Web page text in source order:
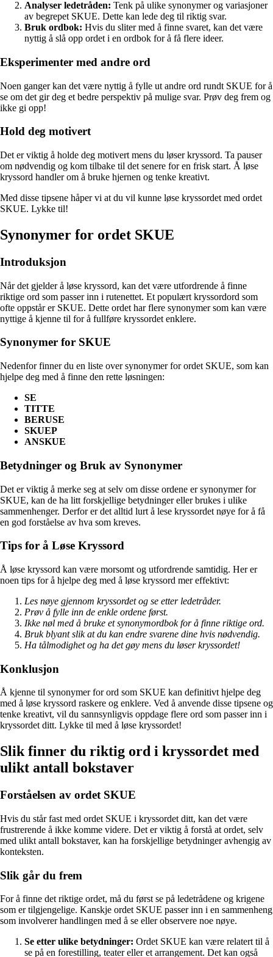
Analyser ledetråden: Tenk på ulike synonymer og variasjoner
av begrepet SKUE. Dette kan lede deg til riktig svar.
Bruk ordbok: Hvis du sliter med å finne svaret, kan det være
nyttig å slå opp ordet i en ordbok for å få flere ideer.
Eksperimenter med andre ord
Noen ganger kan det være nyttig å fylle ut andre ord rundt SKUE for å
se om det gir deg et bedre perspektiv på mulige svar. Prøv deg frem og
ikke gi opp!
Hold deg motivert
Det er viktig å holde deg motivert mens du løser kryssord. Ta pauser
om nødvendig og kom tilbake til det senere for en frisk start. Å løse
kryssord handler om å bruke hjernen og tenke kreativt.
Med disse tipsene håper vi at du vil kunne løse kryssordet med ordet
SKUE. Lykke til!
Synonymer for ordet SKUE
Introduksjon
Når det gjelder å løse kryssord, kan det være utfordrende å finne
riktige ord som passer inn i rutenettet. Et populært kryssordord som
ofte oppstår er SKUE. Dette ordet har flere synonymer som kan være
nyttige å kjenne til for å fullføre kryssordet enklere.
Synonymer for SKUE
Nedenfor finner du en liste over synonymer for ordet SKUE, som kan
hjelpe deg med å finne den rette løsningen:
SE
TITTE
BERUSE
SKUEP
ANSKUE
Betydninger og Bruk av Synonymer
Det er viktig å merke seg at selv om disse ordene er synonymer for
SKUE, kan de ha litt forskjellige betydninger eller brukes i ulike
sammenhenger. Derfor er det alltid lurt å lese kryssordet nøye for å få
en god forståelse av hva som kreves.
Tips for å Løse Kryssord
Å løse kryssord kan være morsomt og utfordrende samtidig. Her er
noen tips for å hjelpe deg med å løse kryssord mer effektivt:
Les nøye gjennom kryssordet og se etter ledetråder.
Prøv å fylle inn de enkle ordene først.
Ikke nøl med å bruke et synonymordbok for å finne riktige ord.
Bruk blyant slik at du kan endre svarene dine hvis nødvendig.
Ha tålmodighet og ha det gøy mens du løser kryssordet!
Konklusjon
Å kjenne til synonymer for ord som SKUE kan definitivt hjelpe deg
med å løse kryssord raskere og enklere. Ved å anvende disse tipsene og
tenke kreativt, vil du sannsynligvis oppdage flere ord som passer inn i
kryssordet ditt. Lykke til med å løse kryssordet!
Slik finner du riktig ord i kryssordet med
ulikt antall bokstaver
Forståelsen av ordet SKUE
Hvis du står fast med ordet SKUE i kryssordet ditt, kan det være
frustrerende å ikke komme videre. Det er viktig å forstå at ordet, selv
med ulikt antall bokstaver, kan ha forskjellige betydninger avhengig av
konteksten.
Slik går du frem
For å finne det riktige ordet, må du først se på ledetrådene og krigene
som er tilgjengelige. Kanskje ordet SKUE passer inn i en sammenheng
som involverer handlingen med å se eller observere noe nøye.
Se etter ulike betydninger: Ordet SKUE kan være relatert til å
se på en forestilling, teater eller et arrangement. Det kan også